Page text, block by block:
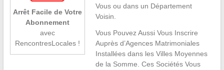
Arrêt Facile de Votre
Abonnement
avec
RencontresLocales !
Vous ou dans un Département
Voisin.
Vous Pouvez Aussi Vous Inscrire
Auprès d’Agences Matrimoniales
Installées dans les Villes Moyennes
de la Somme. Ces Sociétés Vous